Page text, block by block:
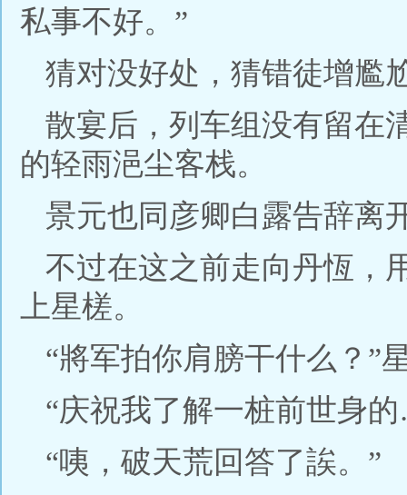
私事不好。”
猜对没好处，猜错徒增尷
散宴后，列车组没有留在
的轻雨浥尘客栈。
景元也同彦卿白露告辞离
不过在这之前走向丹恆，
上星槎。
“將军拍你肩膀干什么？”
“庆祝我了解一桩前世身
“咦，破天荒回答了誒。”